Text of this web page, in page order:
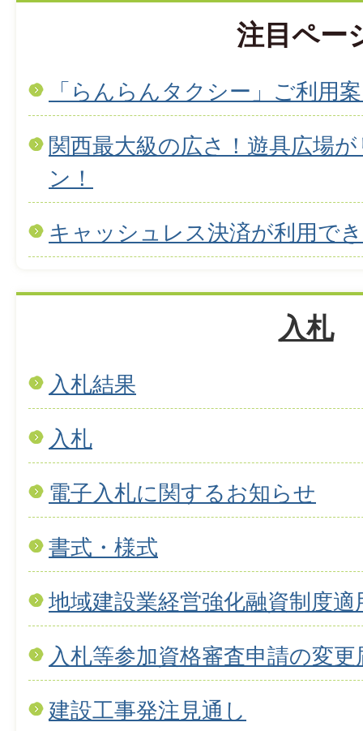
注目ペー
「らんらんタクシー」ご利用
関西最大級の広さ！遊具広場
ン！
キャッシュレス決済が利用で
入札
入札結果
入札
電子入札に関するお知らせ
書式・様式
地域建設業経営強化融資制度
入札等参加資格審査申請の変更
建設工事発注見通し